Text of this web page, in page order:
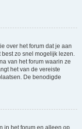
over het forum dat je aan
zo snel mogelijk lezen.
van het forum waarin ze
het van de vereiste
De benodigde
in het forum en alleen op